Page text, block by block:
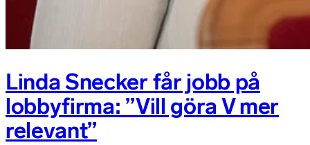
Linda Snecker får jobb på
lobbyfirma: ”Vill göra V mer
relevant”